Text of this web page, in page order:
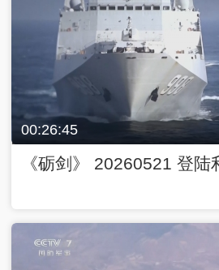
00:26:45
《砺剑》 20260521 登陆